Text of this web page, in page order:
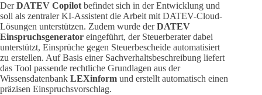
DerDATEV Copilot befindet sich in der Entwicklung und
soll als zentraler KI-Assistent die Arbeit mit DATEV-Cloud-
Lösungen unterstützen. Zudem wurde derDATEV
Einspruchsgenerator eingeführt, der Steuerberater dabei
unterstützt, Einsprüche gegen Steuerbescheide automatisiert
zu erstellen. Auf Basis einer Sachverhaltsbeschreibung liefert
das Tool passende rechtliche Grundlagen aus der
Wissensdatenbank LEXinform und erstellt automatisch einen
präzisen Einspruchsvorschlag.